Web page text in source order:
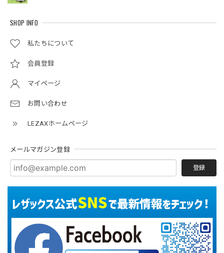
SHOP INFO
私たちについて
会員登録
マイページ
お問い合わせ
LEZAXホームページ
メールマガジン登録
登録